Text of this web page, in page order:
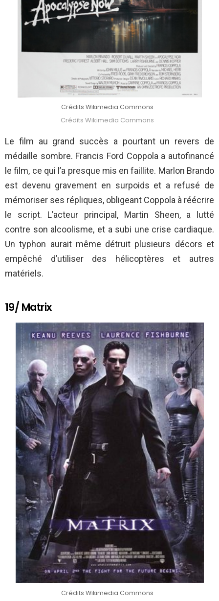
Crédits Wikimedia Commons
Crédits Wikimedia Commons
Le film au grand succès a pourtant un revers de
médaille sombre. Francis Ford Coppola a autofinancé
le film, ce qui l’a presque mis en faillite. Marlon Brando
est devenu gravement en surpoids et a refusé de
mémoriser ses répliques, obligeant Coppola à réécrire
le script. L’acteur principal, Martin Sheen, a lutté
contre son alcoolisme, et a subi une crise cardiaque.
Un typhon aurait même détruit plusieurs décors et
empêché d’utiliser des hélicoptères et autres
matériels.
19/ Matrix
Crédits Wikimedia Commons